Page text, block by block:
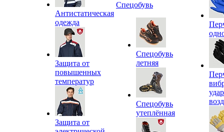
Антистатическая
одежда
Защита от
повышенных
температур
Защита от
Спецобувь
Спецобувь
летняя
Спецобувь
утеплённая